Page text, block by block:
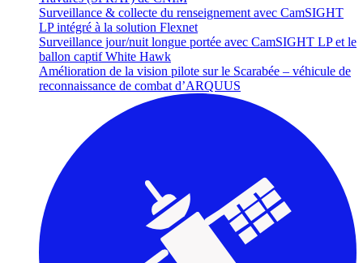
Surveillance & collecte du renseignement avec CamSIGHT
LP intégré à la solution Flexnet
Surveillance jour/nuit longue portée avec CamSIGHT LP et le
ballon captif White Hawk
Amélioration de la vision pilote sur le Scarabée – véhicule de
reconnaissance de combat d’ARQUUS